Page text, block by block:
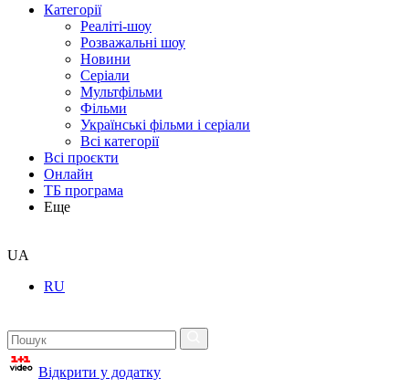
Категорії
Реаліті-шоу
Розважальні шоу
Новини
Серіали
Мультфільми
Фільми
Українські фільми і серіали
Всі категорії
Всі проєкти
Онлайн
ТБ програма
Еще
UA
RU
Відкрити у додатку